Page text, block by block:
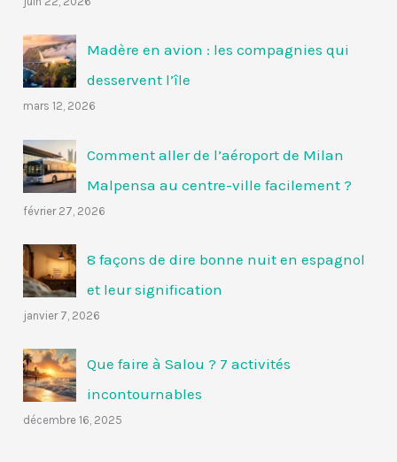
Madère en avion : les compagnies qui
desservent l’île
mars 12, 2026
Comment aller de l’aéroport de Milan
Malpensa au centre-ville facilement ?
février 27, 2026
8 façons de dire bonne nuit en espagnol
et leur signification
janvier 7, 2026
Que faire à Salou ? 7 activités
incontournables
décembre 16, 2025